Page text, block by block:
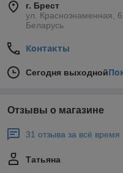
г. Брест
ул. Краснознаменная,
Беларусь
Контакты
Сегодня выходной
Отзывы о магазине
31 отзыва за всё время
Татьяна